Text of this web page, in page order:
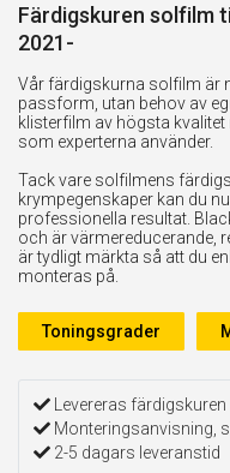
Färdigskuren solfilm
2021-
Vår färdigskurna solfilm är
passform, utan behov av
klisterfilm av högsta
som experterna använder.
Tack vare solfilmens
krympegenskaper kan du
professionella resultat.
och är värmereducerande,
är tydligt märkta så att du
monteras på.
Toningsgrader
Levereras färdigskuren
Monteringsanvisning,
2-5 dagars leveranstid